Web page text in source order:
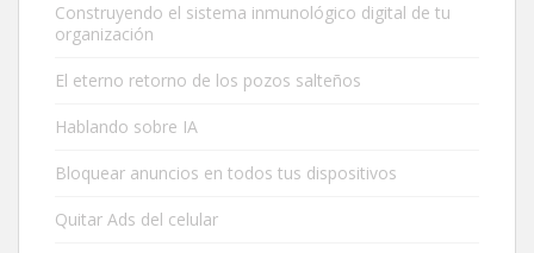
Construyendo el sistema inmunológico digital de tu
organización
El eterno retorno de los pozos salteños
Hablando sobre IA
Bloquear anuncios en todos tus dispositivos
Quitar Ads del celular